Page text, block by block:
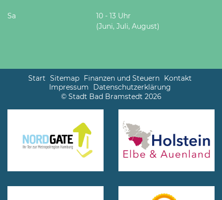
Sa
10 - 13 Uhr
(Juni, Juli, August)
Start Sitemap Finanzen und Steuern Kontakt
Impressum
Datenschutzerklärung
© Stadt Bad Bramstedt 2026